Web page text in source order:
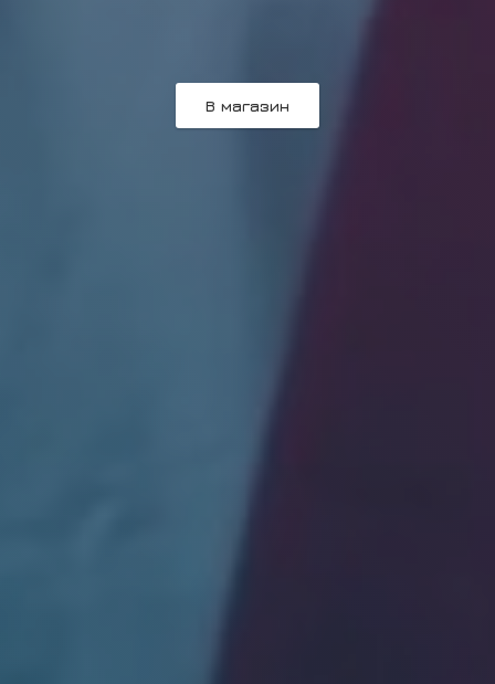
В магазин